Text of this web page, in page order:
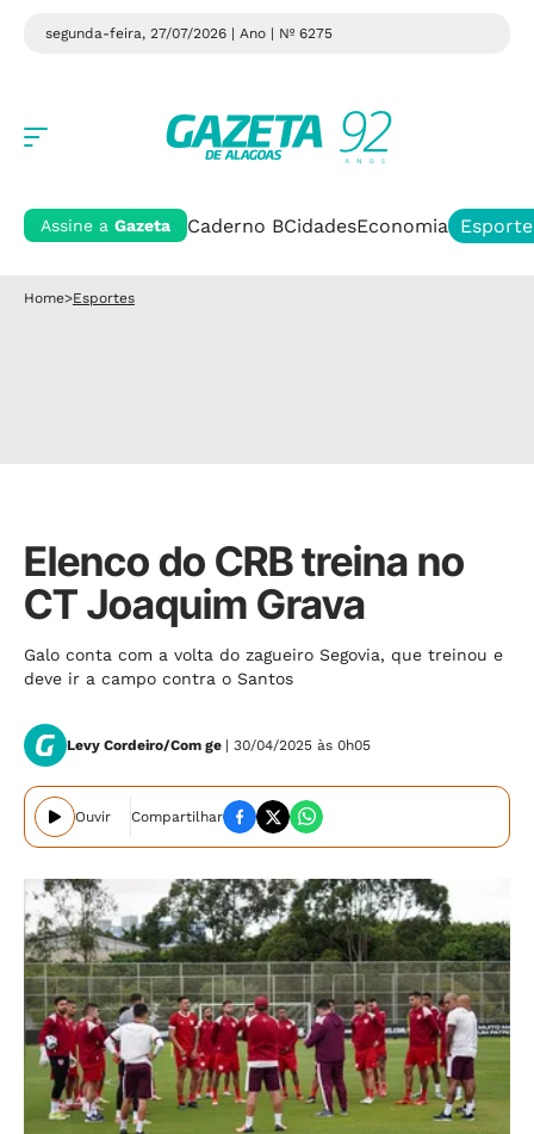
segunda-feira, 27/07/2026 | Ano | Nº 6275
Assine a Gazeta Caderno BCidadesEconomia
Home>Esportes
Elenco do CRB treina no
CT Joaquim Grava
Galo conta com a volta do zagueiro Segovia, que treinou e
deve ir a campo contra o Santos
Levy Cordeiro/Com ge | 30/04/2025 às 0h05
Ouvir Compartilhar